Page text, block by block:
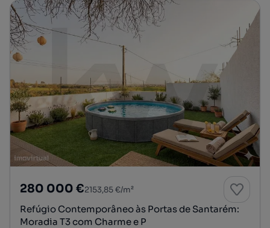
280 000 €2153,85 €/m²
Refúgio Contemporâneo às Portas de Santarém:
Moradia T3 com Charme e P